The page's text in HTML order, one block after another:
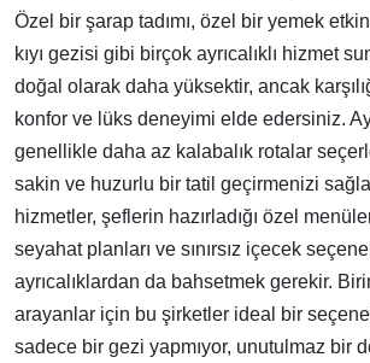
Özel bir şarap tadımı, özel bir yemek
kıyı gezisi gibi birçok ayrıcalıklı hizmet
doğal olarak daha yüksektir, ancak
konfor ve lüks deneyimi elde edersiniz.
genellikle daha az kalabalık rotalar
sakin ve huzurlu bir tatil geçirmenizi
hizmetler, şeflerin hazırladığı özel
seyahat planları ve sınırsız içecek
ayrıcalıklardan da bahsetmek gerekir.
arayanlar için bu şirketler ideal bir
sadece bir gezi yapmıyor, unutulmaz bir